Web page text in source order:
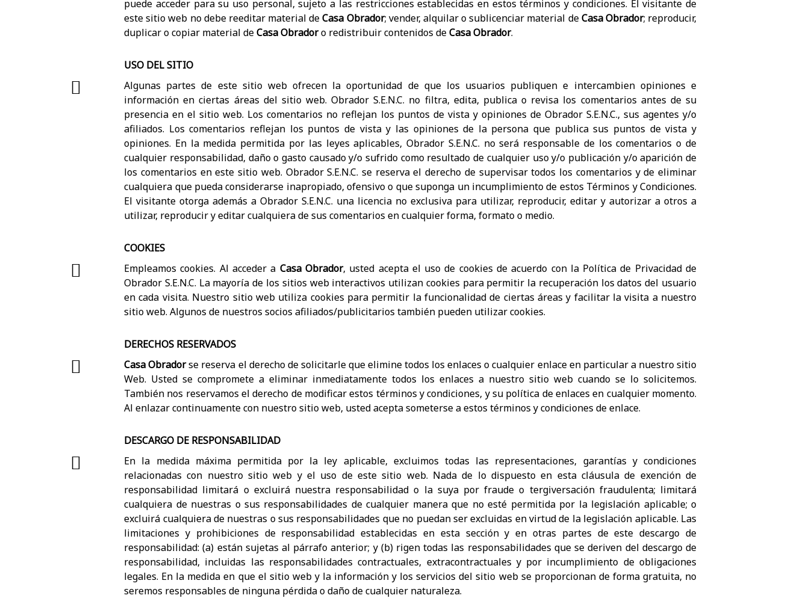
puede acceder para su uso personal, sujeto a las restricciones establecidas en estos términos y condiciones. El visitante de
este sitio web no debe reeditar material deCasa Obrador; vender, alquilar o sublicenciar material deCasa Obrador; reproducir,
duplicar o copiar material deCasa Obradoro redistribuir contenidos deCasa Obrador.
USO DEL SITIO
Algunas partes de este sitio web ofrecen la oportunidad de que los usuarios publiquen e intercambien opiniones e
información en ciertas áreas del sitio web. Obrador S.E.N.C. no filtra, edita, publica o revisa los comentarios antes de su
presencia en el sitio web. Los comentarios no reflejan los puntos de vista y opiniones de Obrador S.E.N.C., sus agentes y/o
afiliados. Los comentarios reflejan los puntos de vista y las opiniones de la persona que publica sus puntos de vista y
opiniones. En la medida permitida por las leyes aplicables, Obrador S.E.N.C. no será responsable de los comentarios o de
cualquier responsabilidad, daño o gasto causado y/o sufrido como resultado de cualquier uso y/o publicación y/o aparición de
los comentarios en este sitio web. Obrador S.E.N.C. se reserva el derecho de supervisar todos los comentarios y de eliminar
cualquiera que pueda considerarse inapropiado, ofensivo o que suponga un incumplimiento de estos Términos y Condiciones.
El visitante otorga además a Obrador S.E.N.C. una licencia no exclusiva para utilizar, reproducir, editar y autorizar a otros a
utilizar, reproducir y editar cualquiera de sus comentarios en cualquier forma, formato o medio.
COOKIES
Empleamos cookies. Al acceder a Casa Obrador, usted acepta el uso de cookies de acuerdo con la Política de Privacidad de
Obrador S.E.N.C. La mayoría de los sitios web interactivos utilizan cookies para permitir la recuperación los datos del usuario
en cada visita. Nuestro sitio web utiliza cookies para permitir la funcionalidad de ciertas áreas y facilitar la visita a nuestro
sitio web. Algunos de nuestros socios afiliados/publicitarios también pueden utilizar cookies.
DERECHOS RESERVADOS
Casa Obradorse reserva el derecho de solicitarle que elimine todos los enlaces o cualquier enlace en particular a nuestro sitio
Web. Usted se compromete a eliminar inmediatamente todos los enlaces a nuestro sitio web cuando se lo solicitemos.
También nos reservamos el derecho de modificar estos términos y condiciones, y su política de enlaces en cualquier momento.
Al enlazar continuamente con nuestro sitio web, usted acepta someterse a estos términos y condiciones de enlace.
DESCARGO DE RESPONSABILIDAD
En la medida máxima permitida por la ley aplicable, excluimos todas las representaciones, garantías y condiciones
relacionadas con nuestro sitio web y el uso de este sitio web. Nada de lo dispuesto en esta cláusula de exención de
responsabilidad limitará o excluirá nuestra responsabilidad o la suya por fraude o tergiversación fraudulenta; limitará
cualquiera de nuestras o sus responsabilidades de cualquier manera que no esté permitida por la legislación aplicable; o
excluirá cualquiera de nuestras o sus responsabilidades que no puedan ser excluidas en virtud de la legislación aplicable. Las
limitaciones y prohibiciones de responsabilidad establecidas en esta sección y en otras partes de este descargo de
responsabilidad: (a) están sujetas al párrafo anterior; y (b) rigen todas las responsabilidades que se deriven del descargo de
responsabilidad, incluidas las responsabilidades contractuales, extracontractuales y por incumplimiento de obligaciones
legales. En la medida en que el sitio web y la información y los servicios del sitio web se proporcionan de forma gratuita, no
seremos responsables de ninguna pérdida o daño de cualquier naturaleza.